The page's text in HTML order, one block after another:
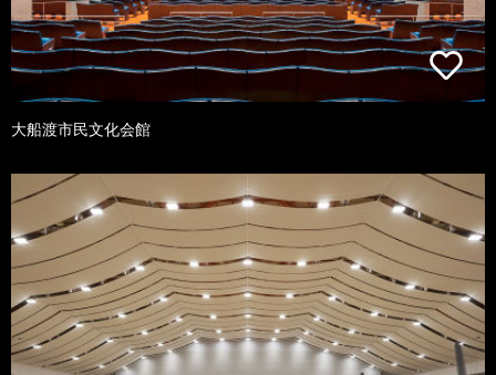
大船渡市民文化会館